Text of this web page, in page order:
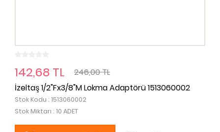
142,68 TL
246,00 TL
İzeltaş 1/2"Fx3/8"M Lokma Adaptörü 1513060002
Stok Kodu : 1513060002
Stok Miktarı : 10 ADET